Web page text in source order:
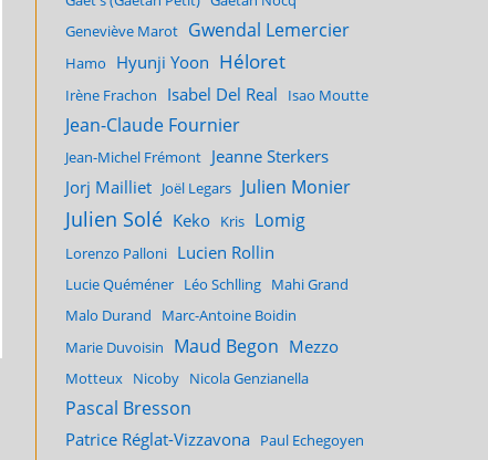
Geneviève Marot Gwendal Lemercier
Hamo Hyunji Yoon Héloret
Irène Frachon Isabel Del Real Isao Moutte
Jean-Claude Fournier
Jean-Michel Frémont Jeanne Sterkers
Jorj Mailliet Joël Legars Julien Monier
Julien Solé Keko Kris Lomig
Lorenzo Palloni Lucien Rollin
Lucie Quéméner Léo Schlling Mahi Grand
Malo Durand
Marc-Antoine Boidin
Marie Duvoisin
Maud Begon Mezzo
Motteux Nicoby Nicola Genzianella
Pascal Bresson
Patrice Réglat-Vizzavona Paul Echegoyen